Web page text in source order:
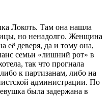
Локоть. Там она нашла
но ненадолго. Женщина
её деверя, да и тому она,
семьи «лишний рот» в
так что прогнала
к партизанам, либо на
администрации. По
была задержана в